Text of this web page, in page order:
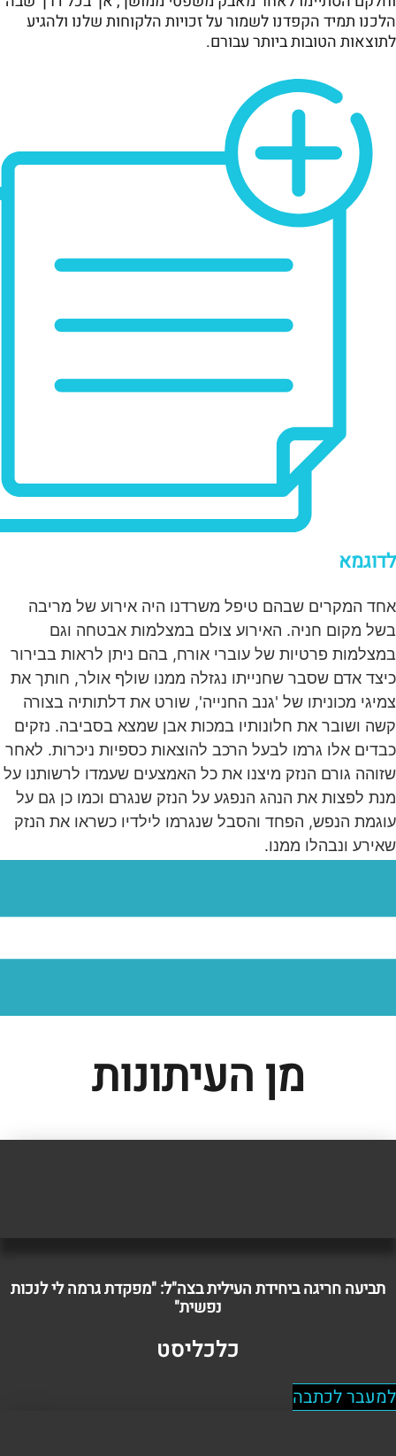
הלכנו תמיד הקפדנו לשמור על זכויות הלקוחות שלנו ולהגיע
לתוצאות הטובות ביותר עבורם.
לדוגמא
אחד המקרים שבהם טיפל משרדנו היה אירוע של מריבה
בשל מקום חניה. האירוע צולם במצלמות אבטחה וגם
במצלמות פרטיות של עוברי אורח, בהם ניתן לראות בבירור
כיצד אדם שסבר שחנייתו נגזלה ממנו שולף אולר, חותך את
צמיגי מכוניתו של 'גנב החנייה', שורט את דלתותיה בצורה
קשה ושובר את חלונותיו במכות אבן שמצא בסביבה. נזקים
כבדים אלו גרמו לבעל הרכב להוצאות כספיות ניכרות. לאחר
שזוהה גורם הנזק מיצנו את כל האמצעים שעמדו לרשותנו על
מנת לפצות את הנהג הנפגע על הנזק שנגרם וכמו כן גם על
עוגמת הנפש, הפחד והסבל שנגרמו לילדיו כשראו את הנזק
שאירע ונבהלו ממנו.
מן העיתונות
תביעה חריגה ביחידת העילית בצה"ל: "מפקדת גרמה לי לנכות
נפשית"
כלכליסט
למעבר לכתבה